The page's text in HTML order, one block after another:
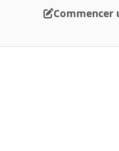
Commencer